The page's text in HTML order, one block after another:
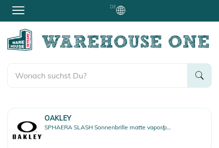
DE
OAKLEY
SPHAERA SLASH Sonnenbrille matte vapor/prizm road jade